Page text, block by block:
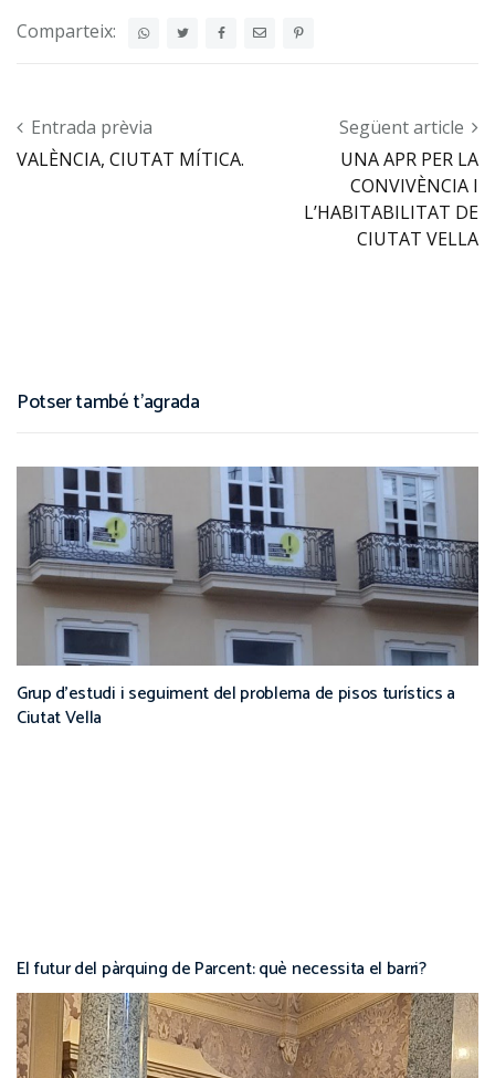
Comparteix:
Post navigation
Entrada prèvia
VALÈNCIA, CIUTAT MÍTICA.
Següent article
UNA APR PER LA
CONVIVÈNCIA I
L’HABITABILITAT DE
CIUTAT VELLA
Potser també t'agrada
Grup d’estudi i seguiment del problema de pisos turístics a
Ciutat Vella
El futur del pàrquing de Parcent: què necessita el barri?